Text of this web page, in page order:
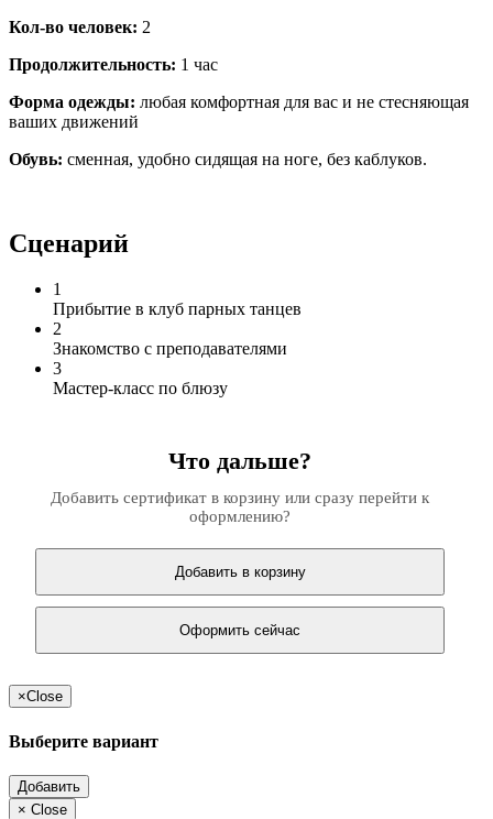
Кол-во человек: 2
Продолжительность: 1 час
Форма одежды: любая комфортная для вас и не стесняющая
ваших движений
Обувь: сменная, удобно сидящая на ноге, без каблуков.
Сценарий
1
Прибытие в клуб парных танцев
2
Знакомство с преподавателями
3
Мастер-класс по блюзу
Что дальше?
Добавить сертификат в корзину или сразу перейти к
оформлению?
Добавить в корзину
Оформить сейчас
×Close
Выберите вариант
Добавить
× Close